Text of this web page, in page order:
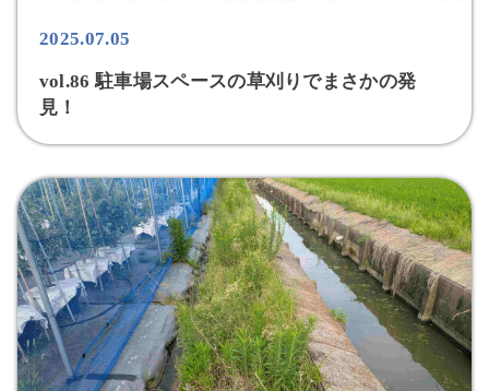
2025.07.05
vol.86 駐車場スペースの草刈りでまさかの発
見！